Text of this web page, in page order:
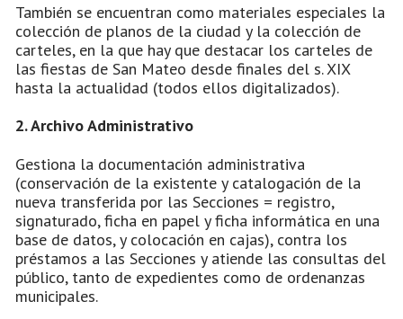
También se encuentran como materiales especiales la
colección de planos de la ciudad y la colección de
carteles, en la que hay que destacar los carteles de
las fiestas de San Mateo desde finales del s. XIX
hasta la actualidad (todos ellos digitalizados).
2. Archivo Administrativo
Gestiona la documentación administrativa
(conservación de la existente y catalogación de la
nueva transferida por las Secciones = registro,
signaturado, ficha en papel y ficha informática en una
base de datos, y colocación en cajas), contra los
préstamos a las Secciones y atiende las consultas del
público, tanto de expedientes como de ordenanzas
municipales.